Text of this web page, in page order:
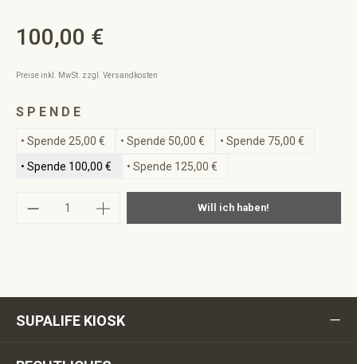
Regulärer Preis:
100,00 €
Preise inkl. MwSt. zzgl. Versandkosten
S P E N D Eauswählen
• Spende 25,00 € • Spende 50,00 €
• Spende 75,00 €
• Spende 100,00 €
• Spende 125,00 €
Produkt Anzahl: Gib den gewünschten
Will ich haben!
SUPALIFE KIOSK